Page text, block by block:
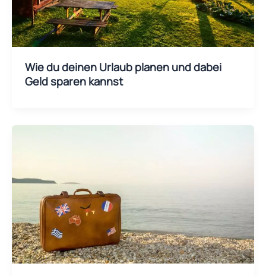
Wie du deinen Urlaub planen und dabei
Geld sparen kannst